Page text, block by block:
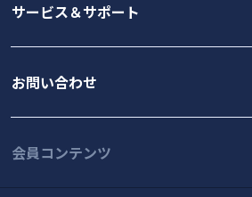
サービス＆サポート
お問い合わせ
会員コンテンツ